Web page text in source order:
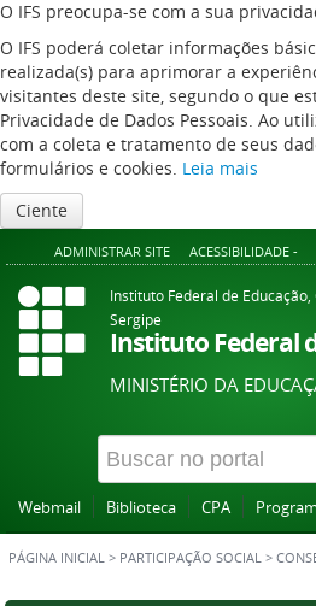
O IFS preocupa-se com a sua
O IFS poderá coletar informações
realizada(s) para aprimorar a
visitantes deste site, segundo o que
Privacidade de Dados Pessoais. Ao
com a coleta e tratamento de seus
formulários e cookies. Leia mais
Ciente
ADMINISTRAR SITE ACESSIBILIDADE -
Instituto Federal de
Sergipe
Instituto Federal
MINISTÉRIO DA
Webmail Biblioteca CPA
PÁGINA INICIAL > PARTICIPAÇÃO SOCIAL >